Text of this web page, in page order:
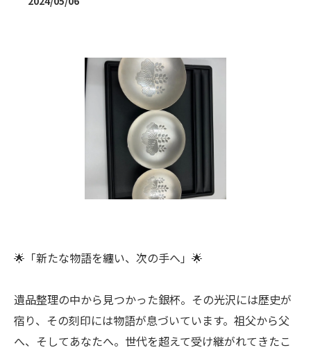
🌟「新たな物語を纏い、次の手へ」🌟
遺品整理の中から見つかった銀杯。その光沢には歴史が
宿り、その刻印には物語が息づいています。祖父から父
へ、そしてあなたへ。世代を超えて受け継がれてきたこ